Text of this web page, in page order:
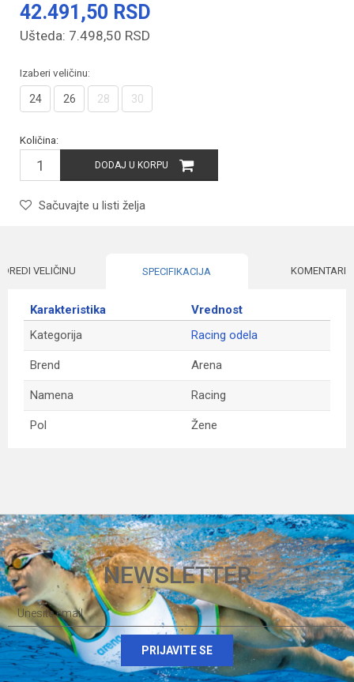
42.491,50 RSD
Ušteda: 7.498,50 RSD
Izaberi veličinu:
24 26 28 30
Količina:
DODAJ U KORPU
Sačuvajte u listi želja
VELIČINU SPECIFIKACIJA KOMENTARI
Karakteristika
Vrednost
Kategorija
Racing odela
Brend Arena
Namena Racing
Pol Žene
Email
Poruka NEWSLETTER
PRIJAVITE SE